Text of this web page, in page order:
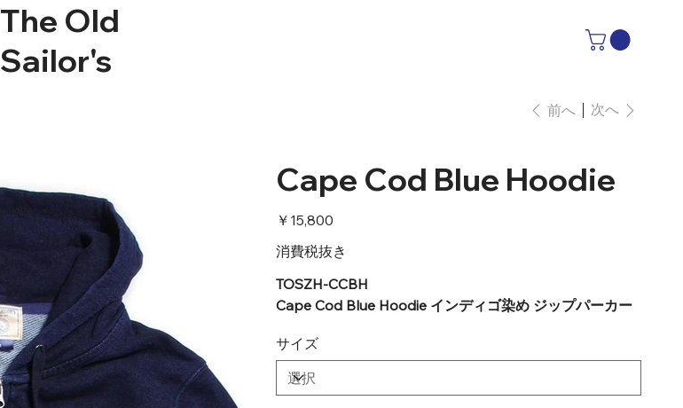
The Old
Sailor's
前へ 次へ
Cape Cod Blue Hoodie
価
格
￥15,800
消費税抜き
TOSZH-CCBH
Cape Cod Blue Hoodie インディゴ染め ジップパーカー
サイズ